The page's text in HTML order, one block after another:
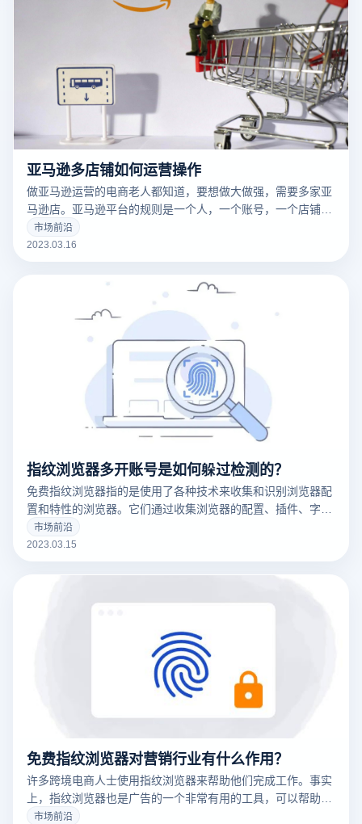
亚马逊多店铺如何运营操作
做亚马逊运营的电商老人都知道，要想做大做强，需要多家亚
马逊店。亚马逊平台的规则是一个人，一个账号，一个店铺。
这样做是为了保护卖家，防止卖家重复销售同样的产品。因为
亚马逊是一个强调产品的平台，而不是商店，也就是“重商品
竟，这是我们国内企业的老套路。当然，这种方式也是我们企
市场前沿
2023.03.16
指纹浏览器多开账号是如何躲过检测的？
免费指纹浏览器指的是使用了各种技术来收集和识别浏览器配
置和特性的浏览器。它们通过收集浏览器的配置、插件、字
体、操作系统版本等信息来创建一个唯一的浏览器指纹，这可
以用于追踪用户的在线行为。
市场前沿
2023.03.15
免费指纹浏览器对营销行业有什么作用？
许多跨境电商人士使用指纹浏览器来帮助他们完成工作。事实
上，指纹浏览器也是广告的一个非常有用的工具，可以帮助广
告营销人员解决许多问题。
市场前沿